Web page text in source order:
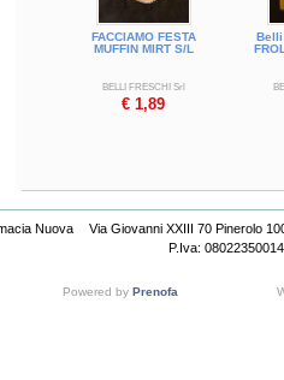
FACCIAMO FESTA
MUFFIN MIRT S/L
BELLI FRESCHI Srl
€ 1,89
Belli
Nuova
Via Giovanni XXIII 70 Pinerolo
P.Iva: 08022350014
Powered by Prenofa